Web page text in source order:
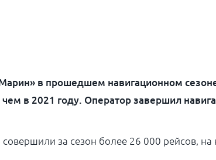
в прошедшем навигационном
в 2021 году. Оператор завершил
за сезон более 26 000 рейсов,